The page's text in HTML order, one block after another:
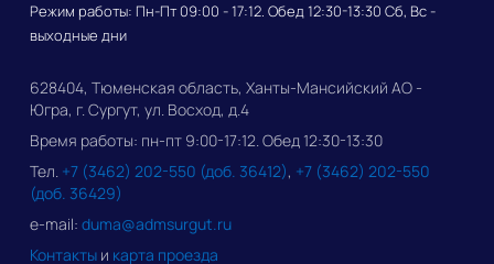
Режим работы: Пн-Пт 09:00 - 17:12. Обед 12:30-13:30 Сб, Вс -
выходные дни
628404, Тюменская область, Ханты-Мансийский АО -
Югра, г. Сургут, ул. Восход, д.4
Время работы: пн-пт 9:00-17:12. Обед 12:30-13:30
Тел. +7 (3462) 202-550 (доб. 36412), +7 (3462) 202-550
(доб. 36429)
e-mail: duma@admsurgut.ru
Контакты и карта проезда